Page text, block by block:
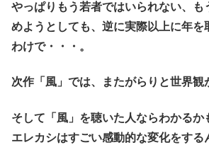
やっぱりもう若者ではいられない、も
めようとしても、逆に実際以上に年を
わけで・・・。
次作「風」では、またがらりと世界観
そして「風」を聴いた人ならわかるか
エレカシはすごい感動的な変化をする